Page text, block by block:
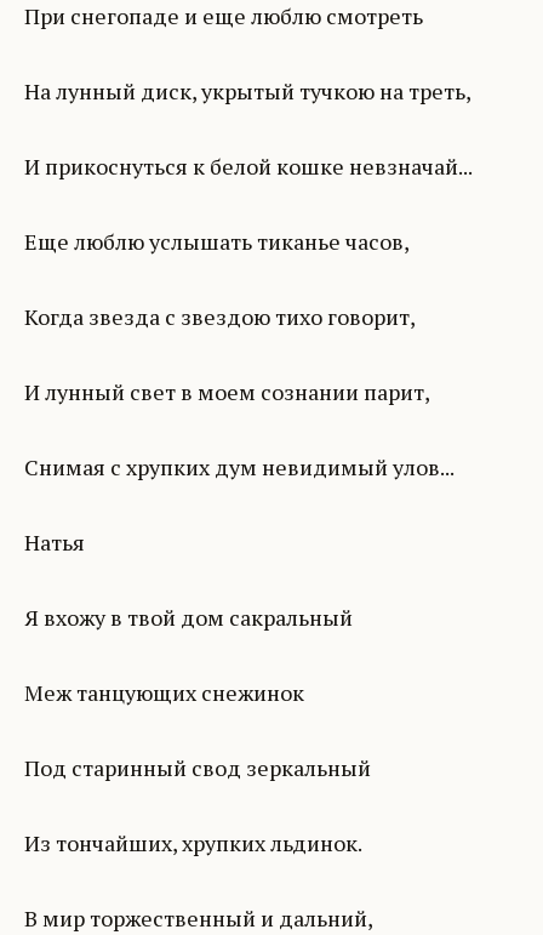
При снегопаде и еще люблю смотреть
На лунный диск, укрытый тучкою на треть,
И прикоснуться к белой кошке невзначай...
Еще люблю услышать тиканье часов,
Когда звезда с звездою тихо говорит,
И лунный свет в моем сознании парит,
Снимая с хрупких дум невидимый улов...
Натья
Я вхожу в твой дом сакральный
Меж танцующих снежинок
Под старинный свод зеркальный
Из тончайших, хрупких льдинок.
В мир торжественный и дальний,